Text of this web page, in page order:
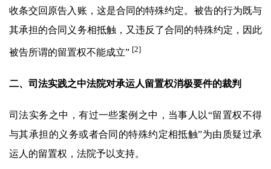
收条交回原告入账，这是合同的特殊约定。被告的行为既与
其承担的合同义务相抵触，又违反了合同的特殊约定，因此
被告所谓的留置权不能成立” [2]
二、司法实践之中法院对承运人留置权消极要件的裁判
司法实务之中，有过一些案例之中，当事人以“留置权不得
与其承担的义务或者合同的特殊约定相抵触”为由质疑过承
运人的留置权，法院予以支持。